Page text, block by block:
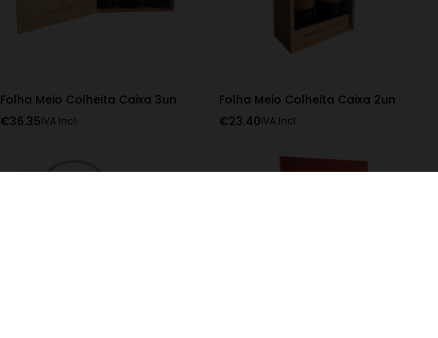
Folha Meio Colheita Caixa 3un
€36.35IVA Incl.
Folha Meio Colheita Caixa 2un
€23.40IVA Incl.